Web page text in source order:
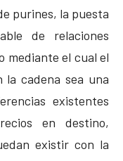
purines, la puesta
de relaciones
mediante el cual el
la cadena sea una
existentes
en destino,
existir con la